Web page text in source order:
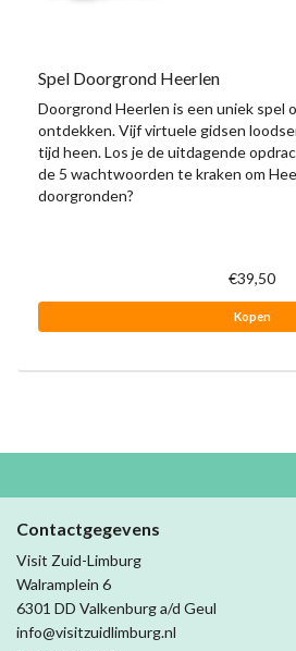
Spel Doorgrond Heerlen
Doorgrond Heerlen is een uniek spel
ontdekken. Vijf virtuele gidsen
tijd heen. Los je de uitdagende
de 5 wachtwoorden te kraken om
doorgronden?
€39,50
Kopen
Contactgegevens
Visit Zuid-Limburg
Walramplein 6
6301 DD Valkenburg a/d Geul
info@visitzuidlimburg.nl